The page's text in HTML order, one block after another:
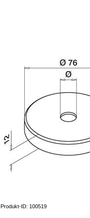
Produkt-ID: 100519